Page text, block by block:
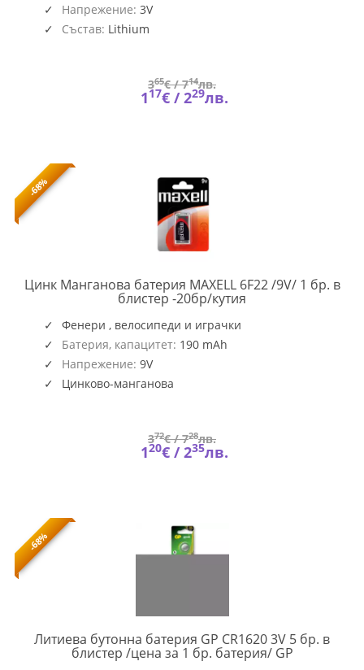
Напрежение: 3V
Състав: Lithium
365€ /714лв.
117€ /229лв.
-68%
Цинк Манганова батерия MAXELL 6F22 /9V/ 1 бр. в
блистер -20бр/кутия
Фенери , велосипеди и играчки
Батерия, капацитет: 190 mAh
Напрежение: 9V
Цинково-манганова
372€ /728лв.
120€ /235лв.
-68%
Литиева бутонна батерия GP CR1620 3V 5 бр. в
блистер /цена за 1 бр. батерия/ GPGP-